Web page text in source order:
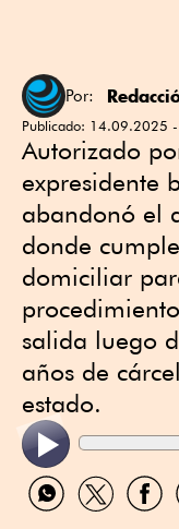
Por:
Publicado: 14.09.2025
Autorizado
expresidente
abandonó el
donde
domiciliar
salida luego
años de
estado.
Compartir
por
Compartir
por
por